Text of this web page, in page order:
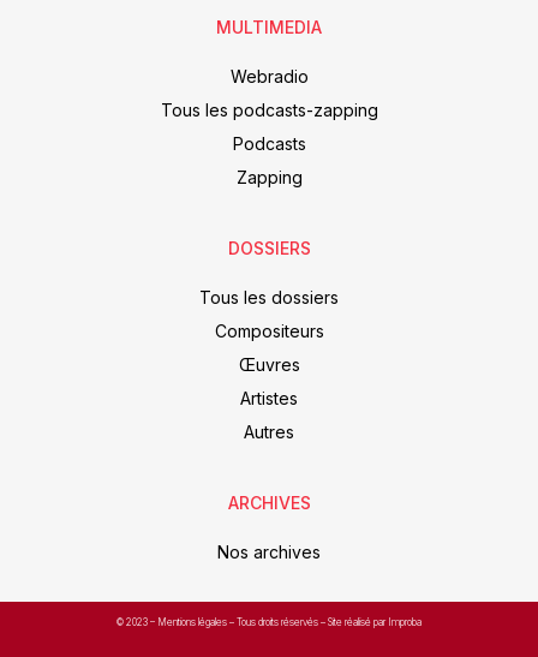
MULTIMEDIA
Webradio
Tous les podcasts-zapping
Podcasts
Zapping
DOSSIERS
Tous les dossiers
Compositeurs
Œuvres
Artistes
Autres
ARCHIVES
Nos archives
© 2023 – Mentions légales – Tous droits réservés – Site réalisé par Improba